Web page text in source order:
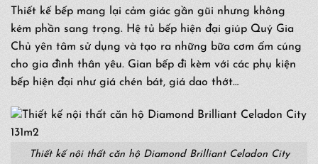
Thiết kế bếp mang lại cảm giác gần gũi nhưng không
kém phần sang trọng. Hệ tủ bếp hiện đại giúp Quý Gia
Chủ yên tâm sử dụng và tạo ra những bữa cơm ấm cúng
cho gia đình thân yêu. Gian bếp đi kèm với các phụ kiện
bếp hiện đại như giá chén bát, giá dao thớt…
Thiết kế nội thất căn hộ Diamond Brilliant Celadon City